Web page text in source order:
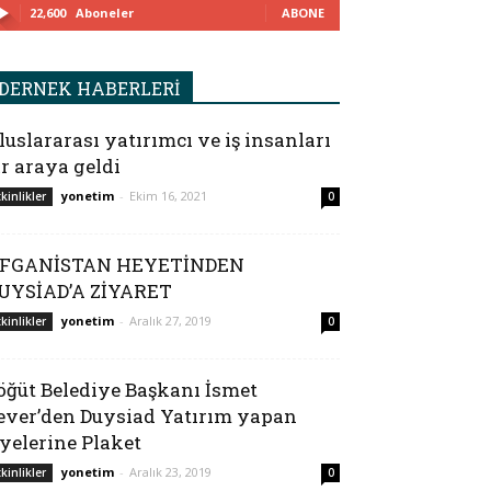
22,600 Aboneler ABONE
HABERLERİ
yatırımcı ve iş insanları
araya geldi
yonetim - Ekim 16, 2021 0
HEYETİNDEN
ZİYARET
yonetim - Aralık 27, 2019 0
Belediye Başkanı İsmet
Duysiad Yatırım yapan
Plaket
yonetim - Aralık 23, 2019 0